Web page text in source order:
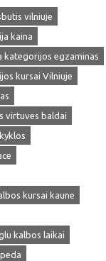
vilniuje
kaina
kategorijos egzaminas
kursai Vilniuje
virtuves baldai
kursai kaune
kalbos laikai